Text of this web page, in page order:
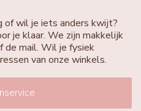
of wil je iets anders kwijt?
je klaar. We zijn makkelijk
de mail. Wil je fysiek
van onze winkels.